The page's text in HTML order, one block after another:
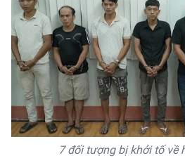
7 đối tượng bị khởi tố về